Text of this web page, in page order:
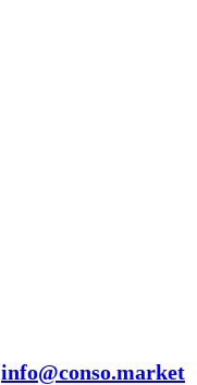
info@conso.market